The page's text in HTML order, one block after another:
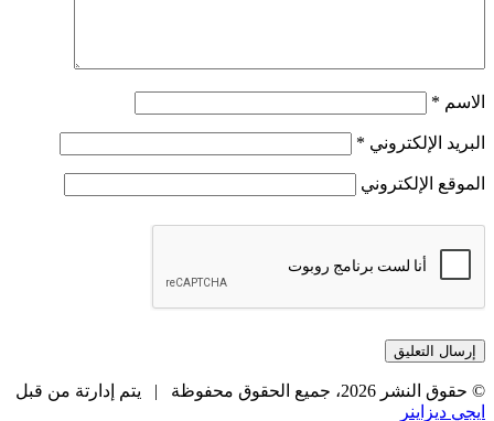
الاسم *
البريد الإلكتروني *
الموقع الإلكتروني
© حقوق النشر 2026، جميع الحقوق محفوظة |
يتم إدارتة من قبل
ايجي ديزاينر